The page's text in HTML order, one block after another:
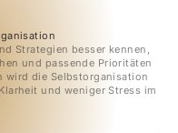
Strategien besser kennen,
und passende Prioritäten
wird die Selbstorganisation
und weniger Stress im